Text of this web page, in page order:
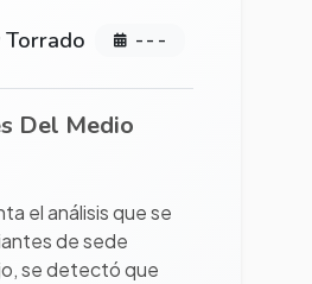
Torrado - - -
Del Medio
el análisis que se
de sede
se detectó que